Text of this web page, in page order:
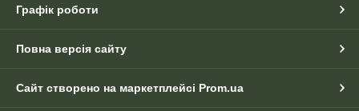
Графік роботи
Повна версія сайту
Сайт створено на маркетплейсі Prom.ua